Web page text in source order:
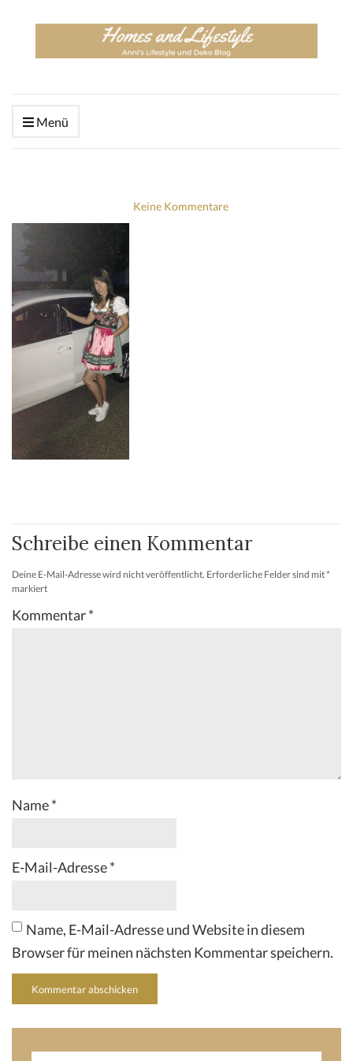
Menü
Keine Kommentare
Schreibe einen Kommentar
Deine E-Mail-Adresse wird nicht veröffentlicht. Erforderliche Felder sind mit*
markiert
Kommentar*
Name*
E-Mail-Adresse*
Name, E-Mail-Adresse und Website in diesem
Browser für meinen nächsten Kommentar speichern.